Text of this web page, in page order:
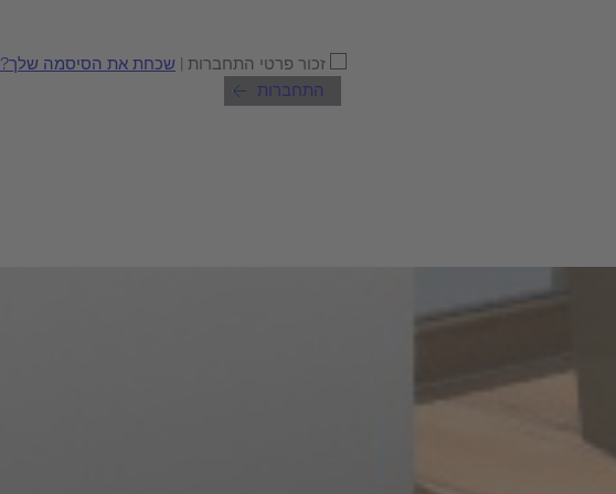
זכור פרטי התחברות | שכחת את הסיסמה שלך?
התחברות